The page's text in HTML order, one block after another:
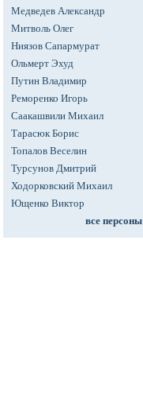
Медведев Александр
Митволь Олег
Ниязов Сапармурат
Ольмерт Эхуд
Путин Владимир
Реморенко Игорь
Саакашвили Михаил
Тарасюк Борис
Топалов Веселин
Турсунов Дмитрий
Ходорковский Михаил
Ющенко Виктор
все персоны